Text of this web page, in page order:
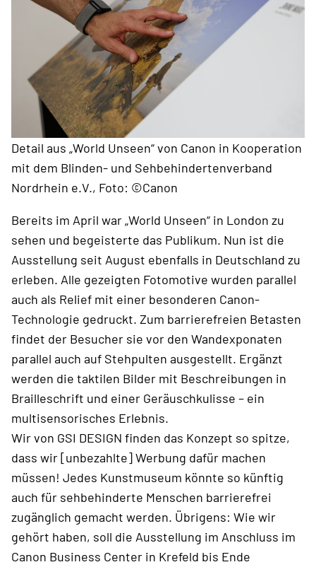
Detail aus „World Unseen“ von Canon in Kooperation
mit dem Blinden- und Sehbehindertenverband
Nordrhein e.V., Foto: ©Canon
Bereits im April war „World Unseen“ in London zu
sehen und begeisterte das Publikum. Nun ist die
Ausstellung seit August ebenfalls in Deutschland zu
erleben. Alle gezeigten Fotomotive wurden parallel
auch als Relief mit einer besonderen Canon-
Technologie gedruckt. Zum barrierefreien Betasten
findet der Besucher sie vor den Wandexponaten
parallel auch auf Stehpulten ausgestellt. Ergänzt
werden die taktilen Bilder mit Beschreibungen in
Brailleschrift und einer Geräuschkulisse – ein
multisensorisches Erlebnis.
Wir von GSI DESIGN finden das Konzept so spitze,
dass wir [unbezahlte] Werbung dafür machen
müssen! Jedes Kunstmuseum könnte so künftig
auch für sehbehinderte Menschen barrierefrei
zugänglich gemacht werden. Übrigens: Wie wir
gehört haben, soll die Ausstellung im Anschluss im
Canon Business Center in Krefeld bis Ende